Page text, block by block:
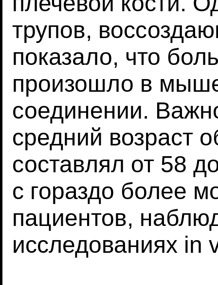
трупов,
показало, что
произошло в
соединении.
средний возраст
составлял от 58
с гораздо более
пациентов,
исследованиях in